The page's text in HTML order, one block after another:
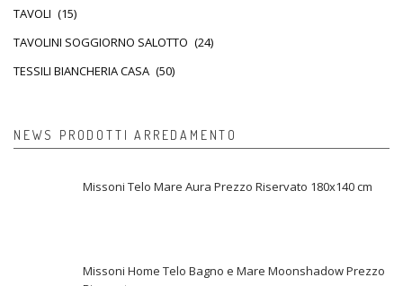
TAVOLI (15)
TAVOLINI SOGGIORNO SALOTTO (24)
TESSILI BIANCHERIA CASA (50)
NEWS PRODOTTI ARREDAMENTO
Missoni Telo Mare Aura Prezzo Riservato 180x140 cm
Missoni Home Telo Bagno e Mare Moonshadow Prezzo